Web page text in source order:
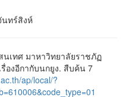
ทร์สิงห์
เทศ มาหาวิทยาลัยราชภัฏ
องอีกากับนกยูง. สืบค้น 7
ap/local/?